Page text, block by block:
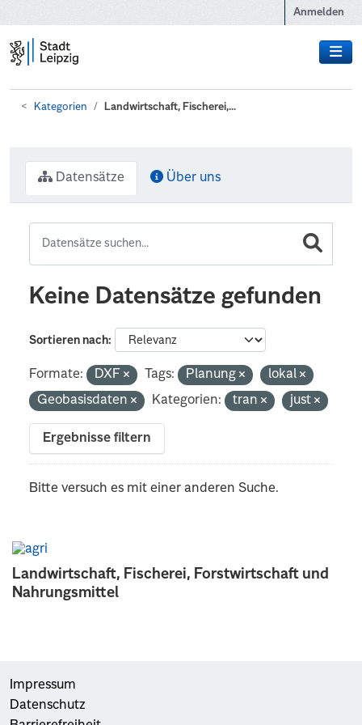
Anmelden
Kategorien Landwirtschaft, Fischerei,...
Landwirtschaft, Fischerei, Forstwirtschaft und
Nahrungsmittel
Datensätze Über uns
Keine Datensätze gefunden
Sortieren nach
Formate: DXF Tags: Planung
lokal
Geobasisdaten
Kategorien: tran just
Ergebnisse filtern
Bitte versuch es mit einer anderen Suche.
Impressum
Datenschutz